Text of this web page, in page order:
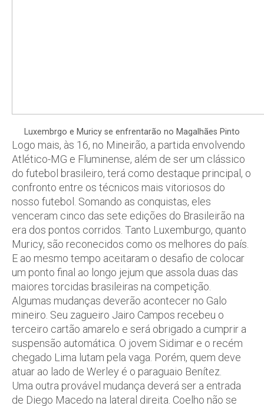
Luxembrgo e Muricy se enfrentarão no Magalhães Pinto
Logo mais, às 16, no Mineirão, a partida envolvendo
Atlético-MG e Fluminense, além de ser um clássico
do futebol brasileiro, terá como destaque principal, o
confronto entre os técnicos mais vitoriosos do
nosso futebol. Somando as conquistas, eles
venceram cinco das sete edições do Brasileirão na
era dos pontos corridos. Tanto Luxemburgo, quanto
Muricy, são reconecidos como os melhores do país.
E ao mesmo tempo aceitaram o desafio de colocar
um ponto final ao longo jejum que assola duas das
maiores torcidas brasileiras na competição.
Algumas mudanças deverão acontecer no Galo
mineiro. Seu zagueiro Jairo Campos recebeu o
terceiro cartão amarelo e será obrigado a cumprir a
suspensão automática. O jovem Sidimar e o recém
chegado Lima lutam pela vaga. Porém, quem deve
atuar ao lado de Werley é o paraguaio Benítez.
Uma outra provável mudança deverá ser a entrada
de Diego Macedo na lateral direita. Coelho não se